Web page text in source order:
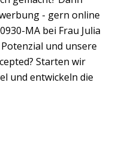
- gern online
MA bei Frau Julia
und unsere
Starten wir
und entwickeln die